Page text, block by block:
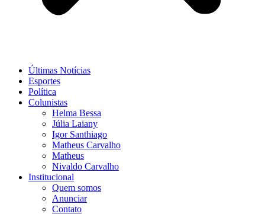
Últimas Notícias
Esportes
Política
Colunistas
Helma Bessa
Júlia Laiany
Igor Santhiago
Matheus Carvalho
Matheus
Nivaldo Carvalho
Institucional
Quem somos
Anunciar
Contato